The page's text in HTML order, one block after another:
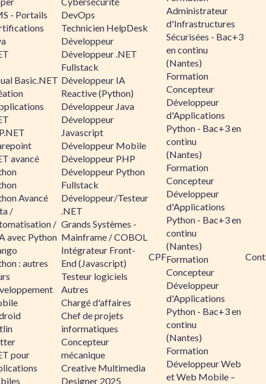
- Portails
Basic.NET
avancé
Avancé
/
/
avec Python
: autres
pour
DevOps
Technicien HelpDesk
Développeur
Développeur .NET
Fullstack
Développeur IA
Reactive (Python)
Développeur Java
Développeur
Javascript
Développeur Mobile
Développeur PHP
Développeur Python
Fullstack
Développeur/Testeur
.NET
Grands Systèmes -
Mainframe / COBOL
Intégrateur Front-
End (Javascript)
Testeur logiciels
Autres
Chargé d'affaires
Chef de projets
informatiques
Concepteur
mécanique
Creative Multimedia
Designer 2025
CPF
Administrateur
d'Infrastructures
Sécurisées - Bac+3
en continu
(Nantes)
Formation
Concepteur
Développeur
d'Applications
Python - Bac+3 en
continu
(Nantes)
Formation
Concepteur
Développeur
d'Applications
Python - Bac+3 en
continu
(Nantes)
Formation
Concepteur
Développeur
d'Applications
Python - Bac+3 en
continu
(Nantes)
Formation
Développeur Web
et Web Mobile –